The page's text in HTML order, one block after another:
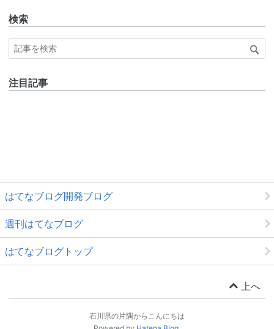
検索
注目記事
はてなブログ開発ブログ
週刊はてなブログ
はてなブログトップ
上へ
石川県の片隅からこんにちは